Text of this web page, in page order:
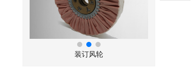
装订风轮